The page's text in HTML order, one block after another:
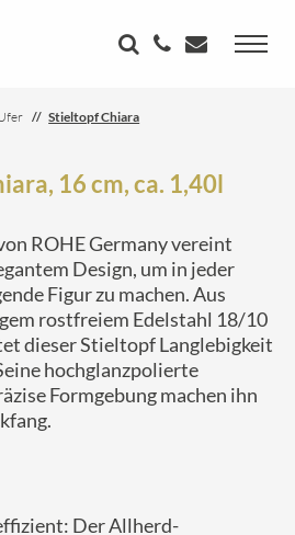
Stieltopf Chiara
16 cm, ca. 1,40l
ROHE Germany vereint
Design, um in jeder
Figur zu machen. Aus
rostfreiem Edelstahl 18/10
dieser Stieltopf Langlebigkeit
hochglanzpolierte
Formgebung machen ihn
Der Allherd-